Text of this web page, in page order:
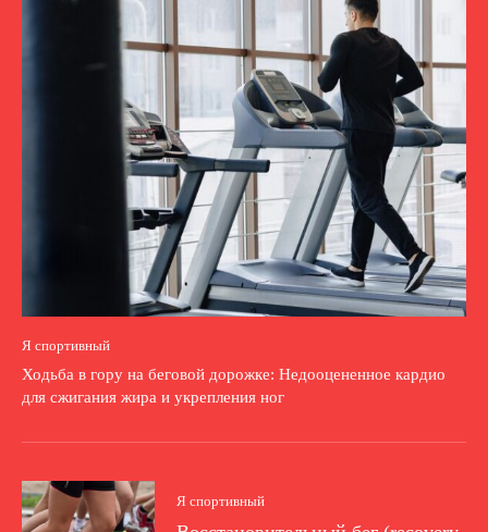
Я спортивный
Ходьба в гору на беговой дорожке: Недооцененное кардио
для сжигания жира и укрепления ног
Я спортивный